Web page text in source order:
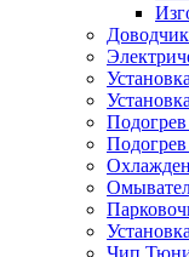
Подогрев
Чип